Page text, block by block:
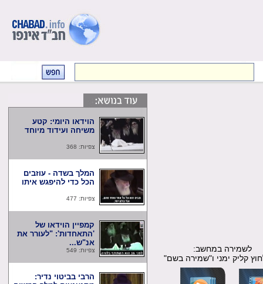
במחשב:
קליק ימני ו"שמירה בשם"
הוידאו היומי: קטע
משיחה ועידוד מיוחד
צפיות: 368
המלך בשדה - עוזבים
הכל כדי להיפגש איתו
צפיות: 477
קמפיין הוידאו של
'התאחדות': "לעורר את
אנ"ש...
צפיות: 549
הרבי בביטוי נדיר: